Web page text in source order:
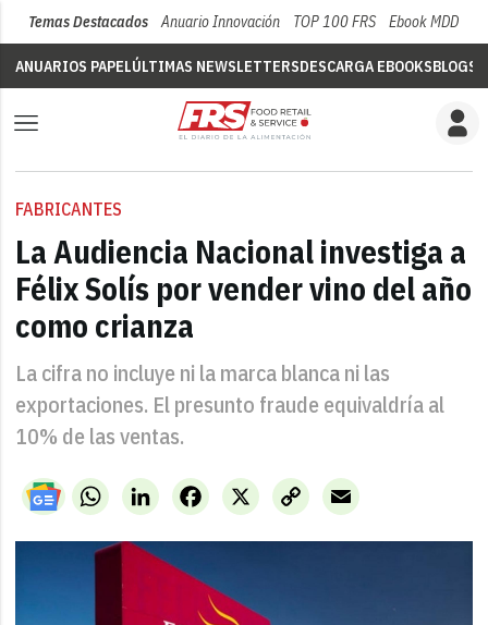
Temas Destacados Anuario Innovación TOP 100 FRS Ebook MDD
ANUARIOS PAPELÚLTIMAS NEWSLETTERSDESCARGA EBOOKSBLOGS
FABRICANTES
La Audiencia Nacional investiga a
Félix Solís por vender vino del año
como crianza
La cifra no incluye ni la marca blanca ni las
exportaciones. El presunto fraude equivaldría al
10% de las ventas.
WhatsAppLinkedIn X
Facebook
Copy
Link
Email